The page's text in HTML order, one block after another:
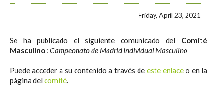
Friday, April 23, 2021
Se ha publicado el siguiente comunicado del Comité
Masculino : Campeonato de Madrid Individual Masculino
Puede acceder a su contenido a través de este enlace o en la
página delcomité